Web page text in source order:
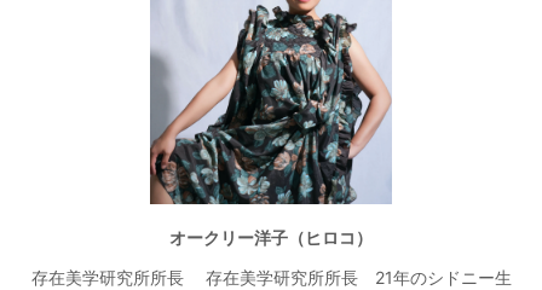
オークリー洋子（ヒロコ）
存在美学研究所所長 存在美学研究所所長 21年のシドニー生